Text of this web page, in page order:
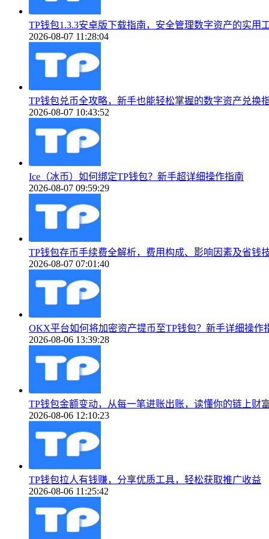
TP钱包1.3.3安卓版下载指南，安全管理数字资产的实用
2026-08-07 11:28:04
TP钱包兑币全攻略，新手也能轻松掌握的数字资产兑换
2026-08-07 10:43:52
Ice（冰币）如何绑定TP钱包？新手超详细操作指南
2026-08-07 09:59:29
TP钱包存币手续费全解析，费用构成、影响因素及省钱
2026-08-07 07:01:40
OKX平台如何将加密资产提币至TP钱包？新手详细操作
2026-08-06 13:39:28
TP钱包金额变动，从每一笔进账出账，读懂你的链上财
2026-08-06 12:10:23
TP钱包拉人有钱赚，分享优质工具，轻松获取推广收益
2026-08-06 11:25:42